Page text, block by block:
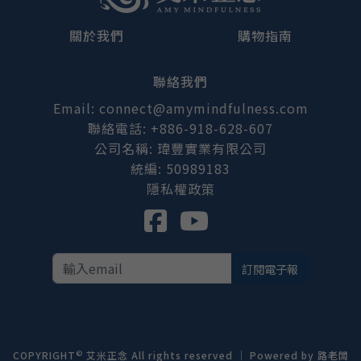
關於我們 購物指南
聯絡我們
Email: connect@amymindfulness.com
聯絡電話: +886-918-628-607
公司名稱: 瑋豐實業有限公司
統編: 50989183
隱私權政策
訂閱電子報
COPYRIGHT © 艾米正念 All rights reserved ｜ Powered by 路老闆